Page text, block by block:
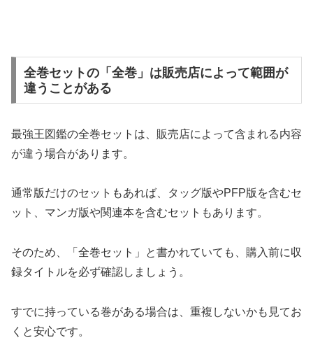
全巻セットの「全巻」は販売店によって範囲が
違うことがある
最強王図鑑の全巻セットは、販売店によって含まれる内容
が違う場合があります。
通常版だけのセットもあれば、タッグ版やPFP版を含むセ
ット、マンガ版や関連本を含むセットもあります。
そのため、「全巻セット」と書かれていても、購入前に収
録タイトルを必ず確認しましょう。
すでに持っている巻がある場合は、重複しないかも見てお
くと安心です。